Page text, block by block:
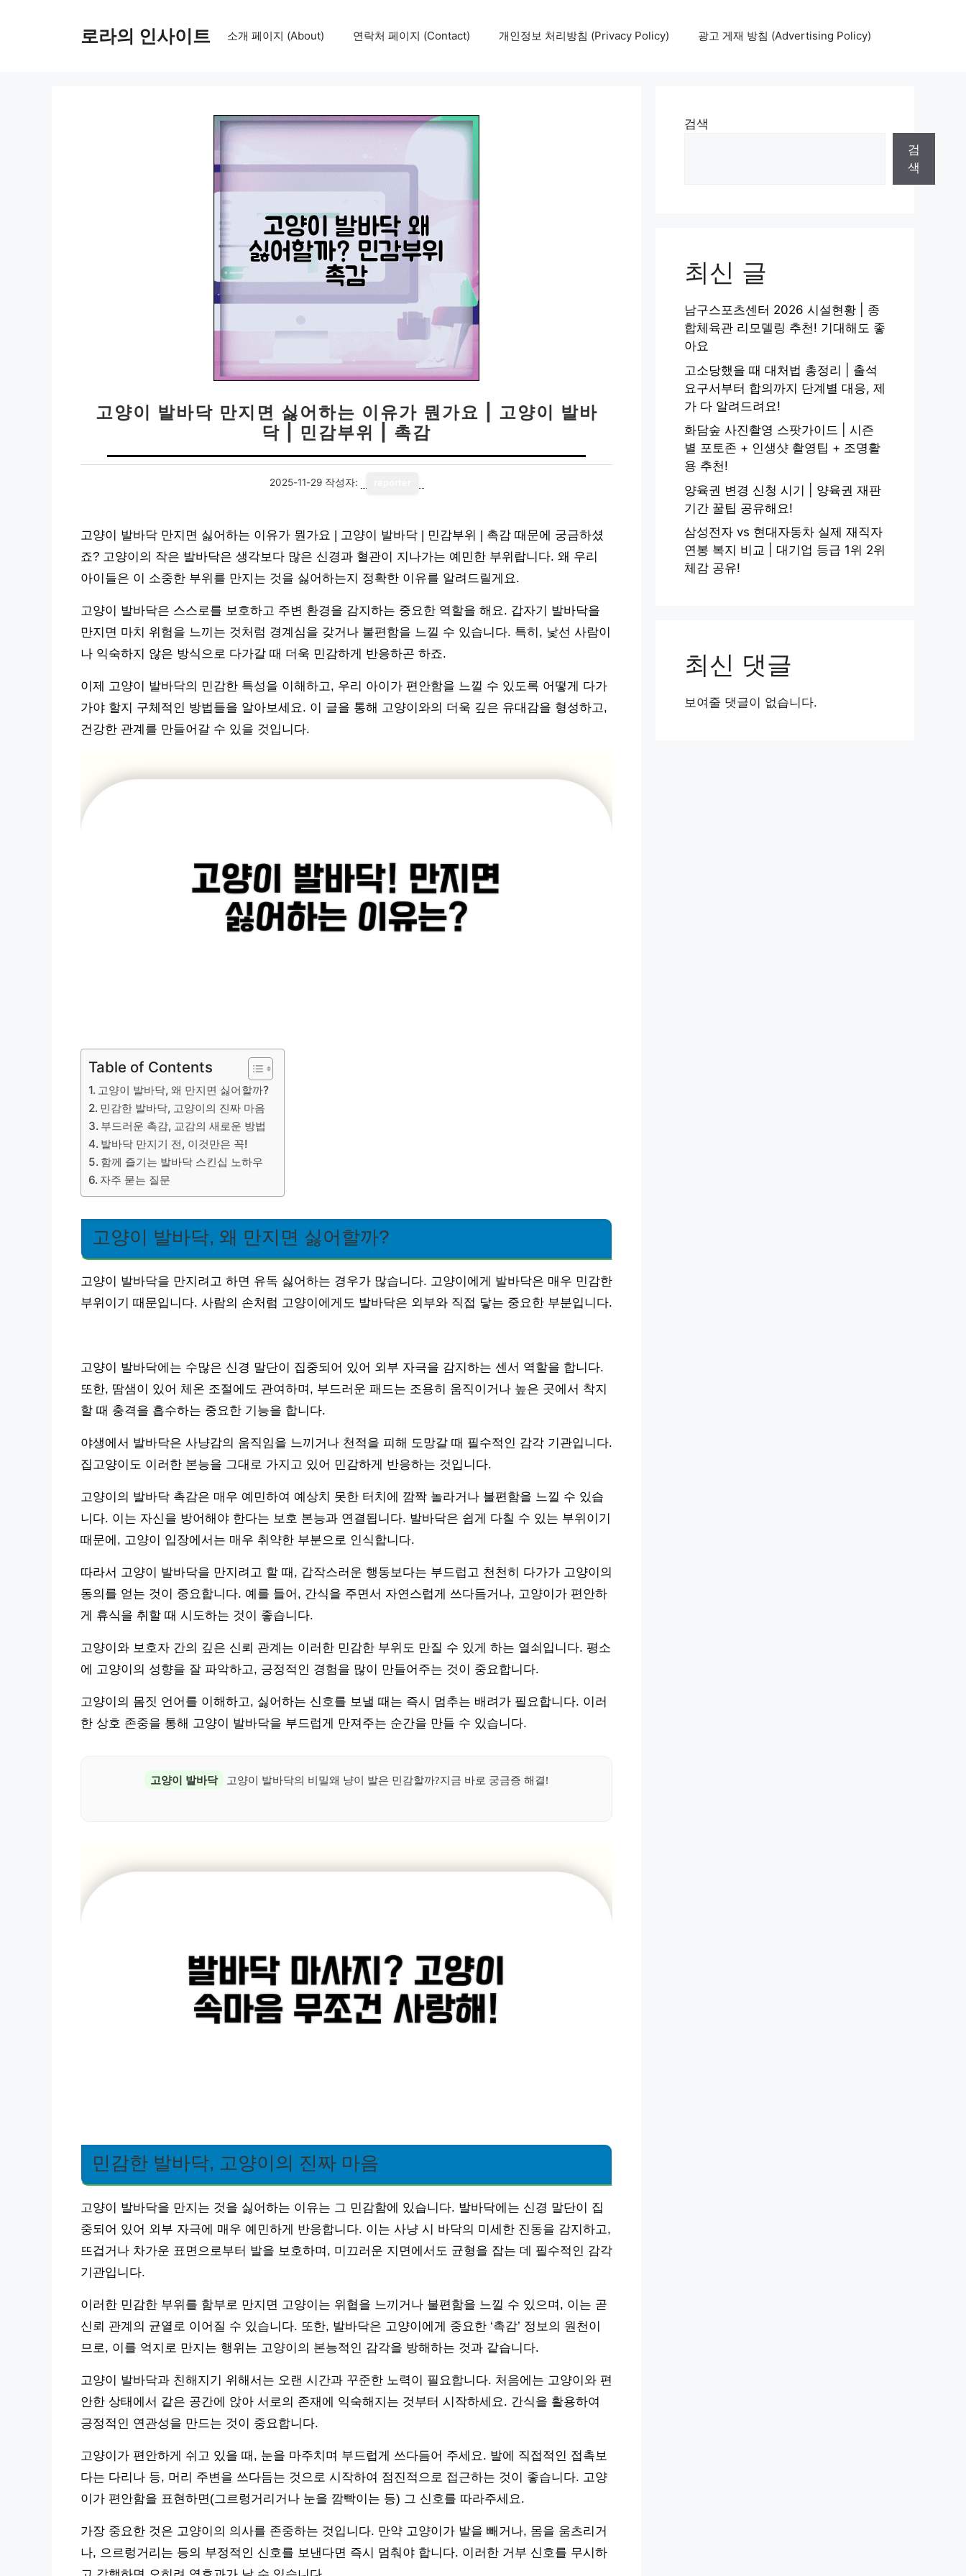
로라의 인사이트 소개 페이지 (About) 연락처 페이지 (Contact) 개인정보 처리방침 (Privacy Policy) 광고 게재 방침 (Advertising Policy)
고양이 발바닥 만지면 싫어하는 이유가 뭔가요 | 고양이 발바
닥 | 민감부위 | 촉감
2025-11-29 작성자:
고양이 발바닥 만지면 싫어하는 이유가 뭔가요 | 고양이 발바닥 | 민감부위 | 촉감 때문에 궁금하셨
죠? 고양이의 작은 발바닥은 생각보다 많은 신경과 혈관이 지나가는 예민한 부위랍니다. 왜 우리
아이들은 이 소중한 부위를 만지는 것을 싫어하는지 정확한 이유를 알려드릴게요.
고양이 발바닥은 스스로를 보호하고 주변 환경을 감지하는 중요한 역할을 해요. 갑자기 발바닥을
만지면 마치 위험을 느끼는 것처럼 경계심을 갖거나 불편함을 느낄 수 있습니다. 특히, 낯선 사람이
나 익숙하지 않은 방식으로 다가갈 때 더욱 민감하게 반응하곤 하죠.
이제 고양이 발바닥의 민감한 특성을 이해하고, 우리 아이가 편안함을 느낄 수 있도록 어떻게 다가
가야 할지 구체적인 방법들을 알아보세요. 이 글을 통해 고양이와의 더욱 깊은 유대감을 형성하고,
건강한 관계를 만들어갈 수 있을 것입니다.
Table of Contents
고양이 발바닥, 왜 만지면 싫어할까?
민감한 발바닥, 고양이의 진짜 마음
부드러운 촉감, 교감의 새로운 방법
발바닥 만지기 전, 이것만은 꼭!
함께 즐기는 발바닥 스킨십 노하우
자주 묻는 질문
고양이 발바닥, 왜 만지면 싫어할까?
고양이 발바닥을 만지려고 하면 유독 싫어하는 경우가 많습니다. 고양이에게 발바닥은 매우 민감한
부위이기 때문입니다. 사람의 손처럼 고양이에게도 발바닥은 외부와 직접 닿는 중요한 부분입니다.
고양이 발바닥에는 수많은 신경 말단이 집중되어 있어 외부 자극을 감지하는 센서 역할을 합니다.
또한, 땀샘이 있어 체온 조절에도 관여하며, 부드러운 패드는 조용히 움직이거나 높은 곳에서 착지
할 때 충격을 흡수하는 중요한 기능을 합니다.
야생에서 발바닥은 사냥감의 움직임을 느끼거나 천적을 피해 도망갈 때 필수적인 감각 기관입니다.
집고양이도 이러한 본능을 그대로 가지고 있어 민감하게 반응하는 것입니다.
고양이의 발바닥 촉감은 매우 예민하여 예상치 못한 터치에 깜짝 놀라거나 불편함을 느낄 수 있습
니다. 이는 자신을 방어해야 한다는 보호 본능과 연결됩니다. 발바닥은 쉽게 다칠 수 있는 부위이기
때문에, 고양이 입장에서는 매우 취약한 부분으로 인식합니다.
따라서 고양이 발바닥을 만지려고 할 때, 갑작스러운 행동보다는 부드럽고 천천히 다가가 고양이의
동의를 얻는 것이 중요합니다. 예를 들어, 간식을 주면서 자연스럽게 쓰다듬거나, 고양이가 편안하
게 휴식을 취할 때 시도하는 것이 좋습니다.
고양이와 보호자 간의 깊은 신뢰 관계는 이러한 민감한 부위도 만질 수 있게 하는 열쇠입니다. 평소
에 고양이의 성향을 잘 파악하고, 긍정적인 경험을 많이 만들어주는 것이 중요합니다.
고양이의 몸짓 언어를 이해하고, 싫어하는 신호를 보낼 때는 즉시 멈추는 배려가 필요합니다. 이러
한 상호 존중을 통해 고양이 발바닥을 부드럽게 만져주는 순간을 만들 수 있습니다.
고양이 발바닥 고양이 발바닥의 비밀왜 냥이 발은 민감할까?지금 바로 궁금증 해결!
민감한 발바닥, 고양이의 진짜 마음
고양이 발바닥을 만지는 것을 싫어하는 이유는 그 민감함에 있습니다. 발바닥에는 신경 말단이 집
중되어 있어 외부 자극에 매우 예민하게 반응합니다. 이는 사냥 시 바닥의 미세한 진동을 감지하고,
뜨겁거나 차가운 표면으로부터 발을 보호하며, 미끄러운 지면에서도 균형을 잡는 데 필수적인 감각
기관입니다.
이러한 민감한 부위를 함부로 만지면 고양이는 위협을 느끼거나 불편함을 느낄 수 있으며, 이는 곧
신뢰 관계의 균열로 이어질 수 있습니다. 또한, 발바닥은 고양이에게 중요한 ‘촉감’ 정보의 원천이
므로, 이를 억지로 만지는 행위는 고양이의 본능적인 감각을 방해하는 것과 같습니다.
고양이 발바닥과 친해지기 위해서는 오랜 시간과 꾸준한 노력이 필요합니다. 처음에는 고양이와 편
안한 상태에서 같은 공간에 앉아 서로의 존재에 익숙해지는 것부터 시작하세요. 간식을 활용하여
긍정적인 연관성을 만드는 것이 중요합니다.
고양이가 편안하게 쉬고 있을 때, 눈을 마주치며 부드럽게 쓰다듬어 주세요. 발에 직접적인 접촉보
다는 다리나 등, 머리 주변을 쓰다듬는 것으로 시작하여 점진적으로 접근하는 것이 좋습니다. 고양
이가 편안함을 표현하면(그르렁거리거나 눈을 깜빡이는 등) 그 신호를 따라주세요.
가장 중요한 것은 고양이의 의사를 존중하는 것입니다. 만약 고양이가 발을 빼거나, 몸을 움츠리거
나, 으르렁거리는 등의 부정적인 신호를 보낸다면 즉시 멈춰야 합니다. 이러한 거부 신호를 무시하
검색
검
색
최신 글
남구스포츠센터 2026 시설현황 | 종
합체육관 리모델링 추천! 기대해도 좋
아요
고소당했을 때 대처법 총정리 | 출석
요구서부터 합의까지 단계별 대응, 제
가 다 알려드려요!
화담숲 사진촬영 스팟가이드 | 시즌
별 포토존 + 인생샷 촬영팁 + 조명활
용 추천!
양육권 변경 신청 시기 | 양육권 재판
기간 꿀팁 공유해요!
삼성전자 vs 현대자동차 실제 재직자
연봉 복지 비교 | 대기업 등급 1위 2위
체감 공유!
최신 댓글
보여줄 댓글이 없습니다.